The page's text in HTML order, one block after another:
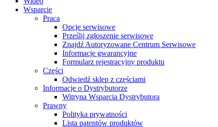
Wsparcie
Praca
Opcje serwisowe
Prześlij zgłoszenie serwisowe
Znajdź Autoryzowane Centrum Serwisowe
Informacje gwarancyjne
Formularz rejestracyjny produktu
Części
Odwiedź sklep z częściami
Informacje o Dystrybutorze
Witryna Wsparcia Dystrybutora
Prawny
Polityka prywatności
Lista patentów produktów